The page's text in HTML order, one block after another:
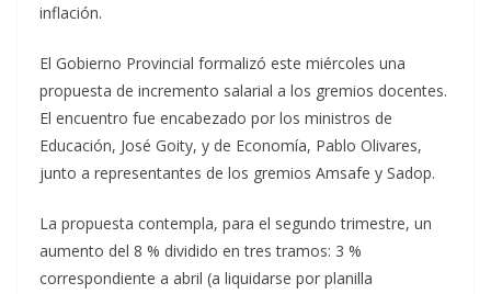
inflación.
El Gobierno Provincial formalizó este miércoles una
propuesta de incremento salarial a los gremios docentes.
El encuentro fue encabezado por los ministros de
Educación, José Goity, y de Economía, Pablo Olivares,
junto a representantes de los gremios Amsafe y Sadop.
La propuesta contempla, para el segundo trimestre, un
aumento del 8 % dividido en tres tramos: 3 %
correspondiente a abril (a liquidarse por planilla